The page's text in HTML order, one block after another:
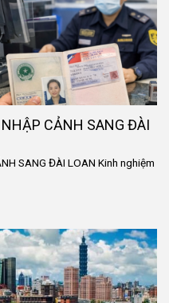
CẢNH SANG ĐÀI
SANG ĐÀI LOAN Kinh nghiệm